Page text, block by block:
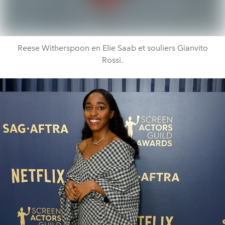
Reese Witherspoon en Elie Saab et souliers Gianvito
Rossi.